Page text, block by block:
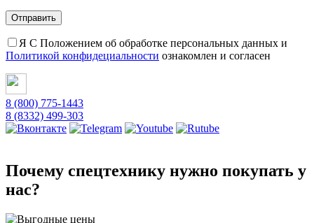
Я С Положением об обработке персональных данных и
Политикой конфидециальности ознакомлен и согласен
8 (800) 775-1443
8 (8332) 499-303
Почему спецтехнику нужно покупать у
нас?